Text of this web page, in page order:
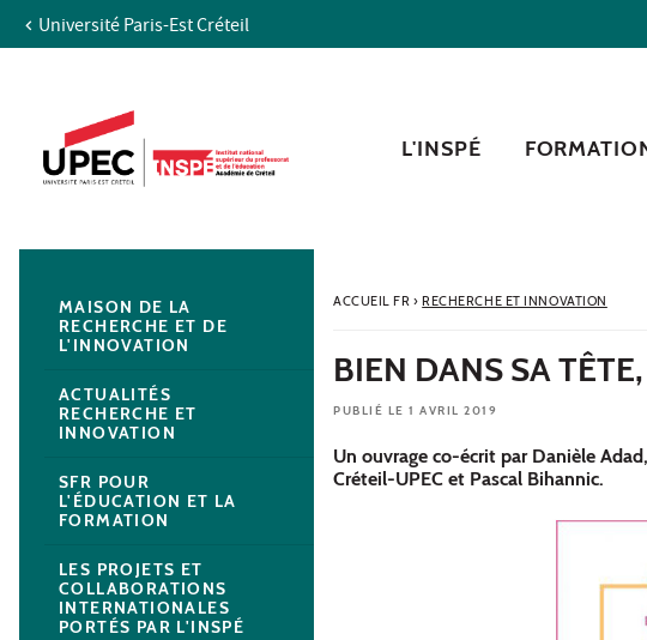
Aller au contenu
Recherche
Navigation secondaire
Université Paris-Est Créteil
L'INSPÉ
ACCUEIL FR› RECHERCHE ET INNOVATION
BIEN DANS SA
PUBLIÉ LE 1 AVRIL 2019
Un ouvrage co-écrit par Danièle
Créteil-UPEC et Pascal Bihannic.
MAISON DE LA
RECHERCHE ET DE
L'INNOVATION
ACTUALITÉS
RECHERCHE ET
INNOVATION
SFR POUR
L'ÉDUCATION ET LA
FORMATION
LES PROJETS ET
COLLABORATIONS
INTERNATIONALES
PORTÉS PAR L'INSPÉ